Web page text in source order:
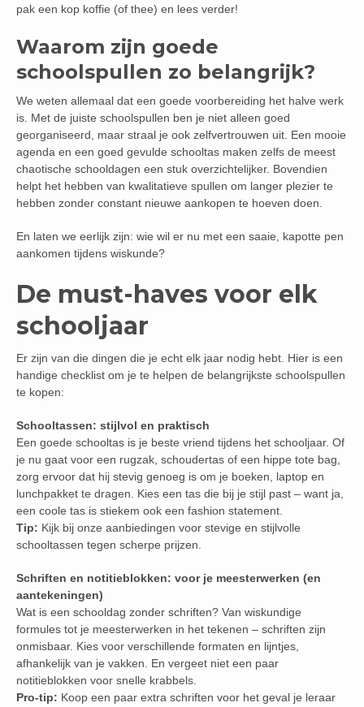
pak een kop koffie (of thee) en lees verder!
Waarom zijn goede
schoolspullen zo belangrijk?
We weten allemaal dat een goede voorbereiding het halve werk
is. Met de juiste schoolspullen ben je niet alleen goed
georganiseerd, maar straal je ook zelfvertrouwen uit. Een mooie
agenda en een goed gevulde schooltas maken zelfs de meest
chaotische schooldagen een stuk overzichtelijker. Bovendien
helpt het hebben van kwalitatieve spullen om langer plezier te
hebben zonder constant nieuwe aankopen te hoeven doen.
En laten we eerlijk zijn: wie wil er nu met een saaie, kapotte pen
aankomen tijdens wiskunde?
De must-haves voor elk
schooljaar
Er zijn van die dingen die je echt elk jaar nodig hebt. Hier is een
handige checklist om je te helpen de belangrijkste schoolspullen
te kopen:
Schooltassen: stijlvol en praktisch
Een goede schooltas is je beste vriend tijdens het schooljaar. Of
je nu gaat voor een rugzak, schoudertas of een hippe tote bag,
zorg ervoor dat hij stevig genoeg is om je boeken, laptop en
lunchpakket te dragen. Kies een tas die bij je stijl past – want ja,
een coole tas is stiekem ook een fashion statement.
Tip: Kijk bij onze aanbiedingen voor stevige en stijlvolle
schooltassen tegen scherpe prijzen.
Schriften en notitieblokken: voor je meesterwerken (en
aantekeningen)
Wat is een schooldag zonder schriften? Van wiskundige
formules tot je meesterwerken in het tekenen – schriften zijn
onmisbaar. Kies voor verschillende formaten en lijntjes,
afhankelijk van je vakken. En vergeet niet een paar
notitieblokken voor snelle krabbels.
Pro-tip: Koop een paar extra schriften voor het geval je leraar